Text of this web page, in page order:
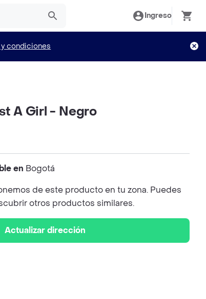
Ingreso
condiciones
A Girl - Negro
en Bogotá
de este producto en tu zona. Puedes
otros productos similares.
Actualizar dirección